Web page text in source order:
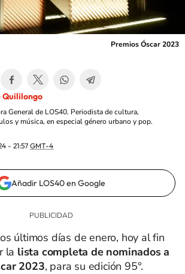
Premios Óscar 2023
Quililongo
General de LOS40. Periodista de cultura,
y música, en especial género urbano y pop.
- 21:57 GMT-4
Añadir LOS40 en Google
últimos días de enero, hoy al fin
la lista completa de nominados a
2023, para su edición 95°.